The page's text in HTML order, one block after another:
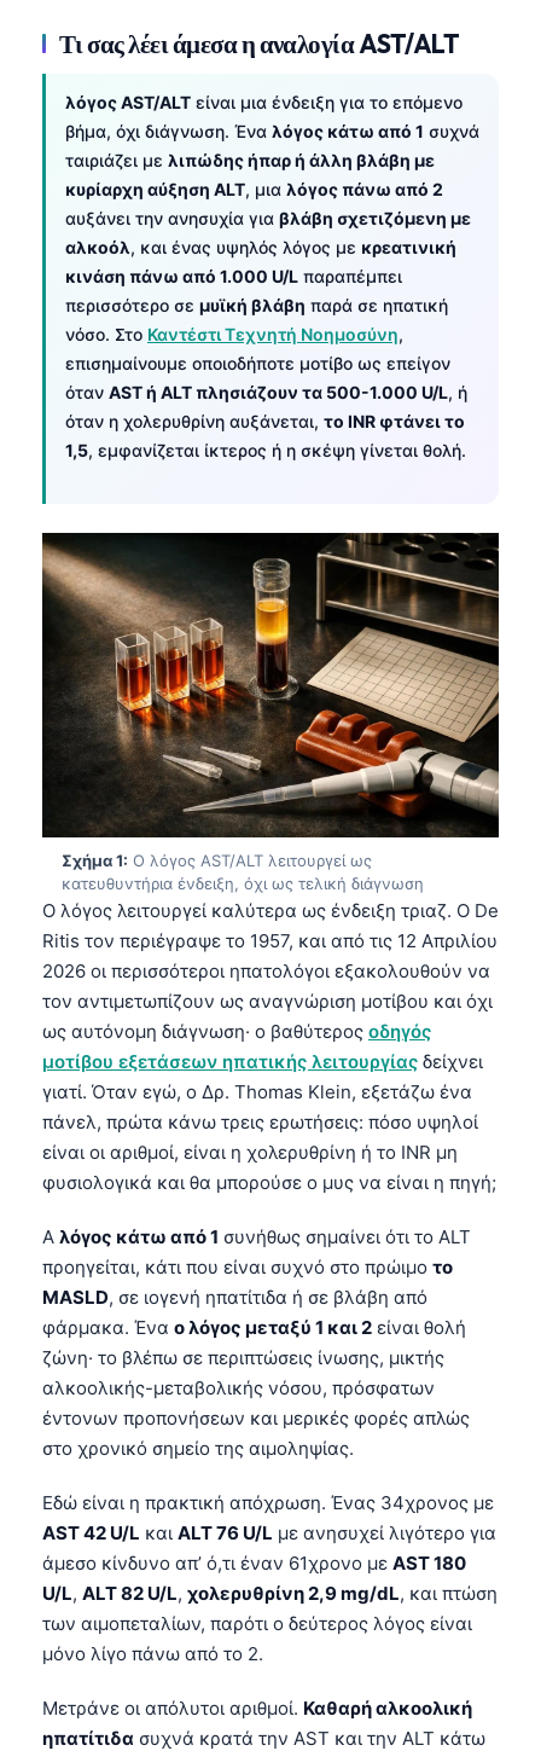
Τι σας λέει άμεσα η αναλογία AST/ALT
λόγος AST/ALT είναι μια ένδειξη για το επόμενο
βήμα, όχι διάγνωση. Ένα λόγος κάτω από 1 συχνά
ταιριάζει με λιπώδης ήπαρ ή άλλη βλάβη με
κυρίαρχη αύξηση ALT, μια λόγος πάνω από 2
αυξάνει την ανησυχία για βλάβη σχετιζόμενη με
αλκοόλ, και ένας υψηλός λόγος με κρεατινική
κινάση πάνω από 1.000 U/L παραπέμπει
περισσότερο σε μυϊκή βλάβη παρά σε ηπατική
νόσο. Στο Καντέστι Τεχνητή Νοημοσύνη,
επισημαίνουμε οποιοδήποτε μοτίβο ως επείγον
όταν AST ή ALT πλησιάζουν τα 500-1.000 U/L, ή
όταν η χολερυθρίνη αυξάνεται, το INR φτάνει το
1,5, εμφανίζεται ίκτερος ή η σκέψη γίνεται θολή.
Σχήμα 1: Ο λόγος AST/ALT λειτουργεί ως
κατευθυντήρια ένδειξη, όχι ως τελική διάγνωση
Ο λόγος λειτουργεί καλύτερα ως ένδειξη τριαζ. Ο De
Ritis τον περιέγραψε το 1957, και από τις 12 Απριλίου
2026 οι περισσότεροι ηπατολόγοι εξακολουθούν να
τον αντιμετωπίζουν ως αναγνώριση μοτίβου και όχι
ως αυτόνομη διάγνωση· ο βαθύτερος οδηγός
μοτίβου εξετάσεων ηπατικής λειτουργίας δείχνει
γιατί. Όταν εγώ, ο Δρ. Thomas Klein, εξετάζω ένα
πάνελ, πρώτα κάνω τρεις ερωτήσεις: πόσο υψηλοί
είναι οι αριθμοί, είναι η χολερυθρίνη ή το INR μη
φυσιολογικά και θα μπορούσε ο μυς να είναι η πηγή;
A λόγος κάτω από 1 συνήθως σημαίνει ότι το ALT
προηγείται, κάτι που είναι συχνό στο πρώιμο το
MASLD, σε ιογενή ηπατίτιδα ή σε βλάβη από
φάρμακα. Ένα ο λόγος μεταξύ 1 και 2 είναι θολή
ζώνη· το βλέπω σε περιπτώσεις ίνωσης, μικτής
αλκοολικής-μεταβολικής νόσου, πρόσφατων
έντονων προπονήσεων και μερικές φορές απλώς
στο χρονικό σημείο της αιμοληψίας.
Εδώ είναι η πρακτική απόχρωση. Ένας 34χρονος με
AST 42 U/L και ALT 76 U/L με ανησυχεί λιγότερο για
άμεσο κίνδυνο απ’ ό,τι έναν 61χρονο με AST 180
U/L, ALT 82 U/L, χολερυθρίνη 2,9 mg/dL, και πτώση
των αιμοπεταλίων, παρότι ο δεύτερος λόγος είναι
μόνο λίγο πάνω από το 2.
Μετράνε οι απόλυτοι αριθμοί. Καθαρή αλκοολική
ηπατίτιδα συχνά κρατά την AST και την ALT κάτω